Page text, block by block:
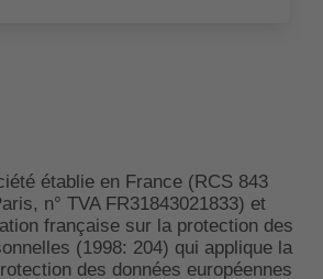
établie en France (RCS 843
n° TVA FR31843021833) et
française sur la protection des
(1998: 204) qui applique la
des données européennes